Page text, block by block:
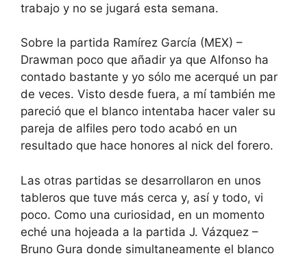
trabajo y no se jugará esta semana.
Sobre la partida Ramírez García (MEX) –
Drawman poco que añadir ya que Alfonso ha
contado bastante y yo sólo me acerqué un par
de veces. Visto desde fuera, a mí también me
pareció que el blanco intentaba hacer valer su
pareja de alfiles pero todo acabó en un
resultado que hace honores al nick del forero.
Las otras partidas se desarrollaron en unos
tableros que tuve más cerca y, así y todo, vi
poco. Como una curiosidad, en un momento
eché una hojeada a la partida J. Vázquez –
Bruno Gura donde simultaneamente el blanco